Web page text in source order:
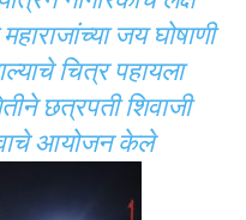
जय घोषाणी
चित्र पहायला
छत्रपती शिवाजी
आयोजन केले